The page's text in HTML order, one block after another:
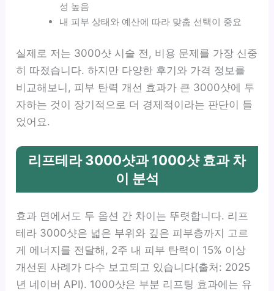
성 높음
내 피부 상태와 예산에 따라 맞춤 선택이 중요
실제로 저는 3000샷 시술 전, 비용 문제를 가장 신중
히 따졌습니다. 하지만 다양한 후기와 가격 정보를
비교해보니, 피부 탄력 개선 효과가 큰 3000샷에 투
자하는 것이 장기적으로 더 경제적이라는 판단이 들
었어요.
리프테라 3000샷과 1000샷 효과 차
이 분석
효과 면에서도 두 옵션 간 차이는 뚜렷합니다. 리프
테라 3000샷은 넓은 부위와 깊은 피부층까지 고르
게 에너지를 전달해, 2주 내 피부 탄력이 15% 이상
개선된 사례가 다수 보고되고 있습니다(출처: 2025
년 네이버 API). 1000샷은 부분 리프팅 효과에는 유